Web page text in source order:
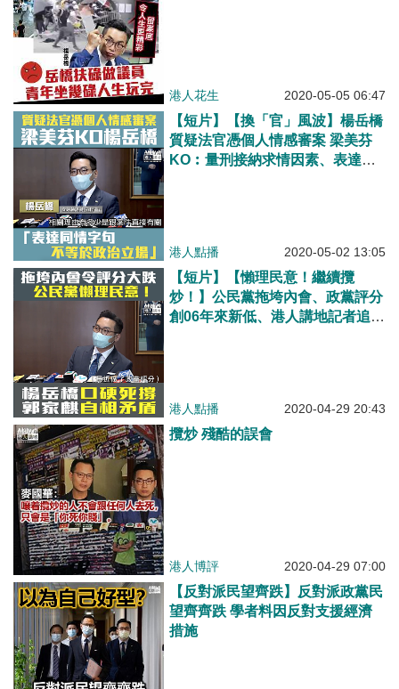
港人花生 2020-05-05 06:47
【短片】【換「官」風波】楊岳橋
質疑法官憑個人情感審案 梁美芬
KO︰量刑接納求情因素、表達同
港人點播 2020-05-02 13:05
【短片】【懶理民意！繼續攬
炒！】公民黨拖垮內會、政黨評分
創06年來新低​、港人講地記者追問
港人點播 2020-04-29 20:43
攬炒 殘酷的誤會
港人博評 2020-04-29 07:00
【反對派民望齊跌】反對派政黨民
望齊齊跌 學者料因反對支援經濟
措施